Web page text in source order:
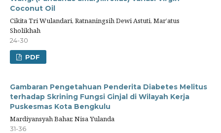
Coconut Oil
Cikita Tri Wulandari, Ratnaningsih Dewi Astuti, Mar’atus
Sholikhah
24-30
PDF
Gambaran Pengetahuan Penderita Diabetes Melitus
terhadap Skrining Fungsi Ginjal di Wilayah Kerja
Puskesmas Kota Bengkulu
Mardiyansyah Bahar, Nisa Yulanda
31-36